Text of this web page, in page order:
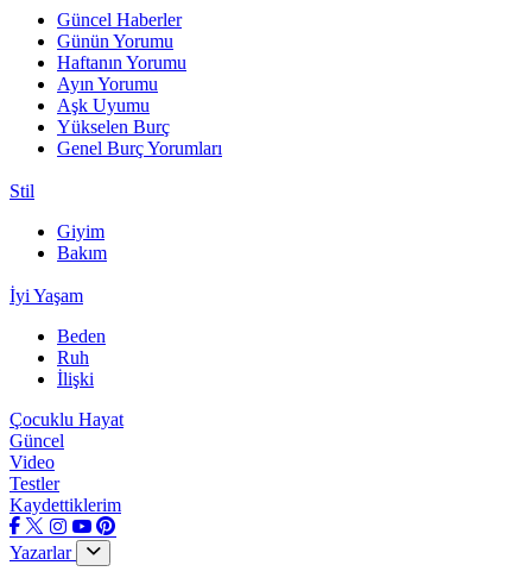
Güncel Haberler
Günün Yorumu
Haftanın Yorumu
Ayın Yorumu
Aşk Uyumu
Yükselen Burç
Genel Burç Yorumları
Stil
Giyim
Bakım
İyi Yaşam
Beden
Ruh
İlişki
Çocuklu Hayat
Güncel
Video
Testler
Kaydettiklerim
Yazarlar